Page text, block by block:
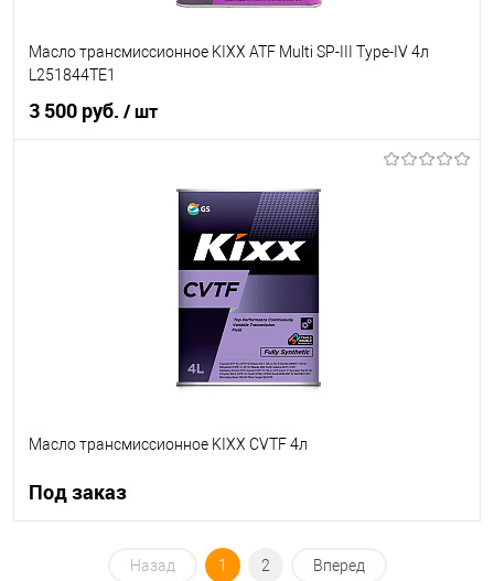
Масло трансмиссионное KIXX ATF Multi SP-III Type-IV 4л
L251844TE1
3 500 руб. / шт
В наличии
Масло трансмиссионное KIXX CVTF 4л
Под заказ
Под заказ
Назад 1 2 Вперед